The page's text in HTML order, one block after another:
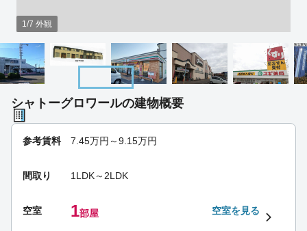
1/7 外観
シャトーグロワールの建物概要
参考賃料 7.45万円～9.15万円
間取り 1LDK～2LDK
空室 1部屋 空室を見る